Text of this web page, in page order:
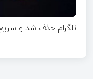
تلگرام حذف شد و